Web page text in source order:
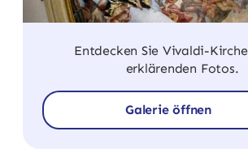
Entdecken Sie Vivaldi-
erklärenden Fotos.
Galerie öffnen